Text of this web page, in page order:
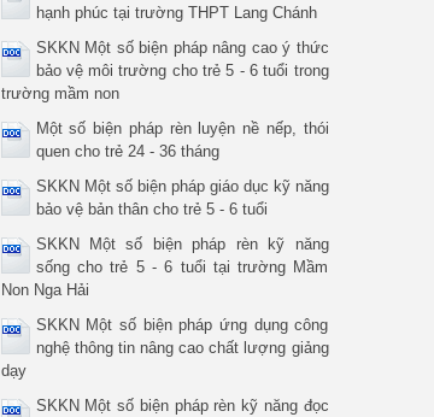
hạnh phúc tại trường THPT Lang Chánh
SKKN Một số biện pháp nâng cao ý thức
bảo vệ môi trường cho trẻ 5 - 6 tuổi trong
trường mầm non
Một số biện pháp rèn luyện nề nếp, thói
quen cho trẻ 24 - 36 tháng
SKKN Một số biện pháp giáo dục kỹ năng
bảo vệ bản thân cho trẻ 5 - 6 tuổi
SKKN Một số biện pháp rèn kỹ năng
sống cho trẻ 5 - 6 tuổi tại trường Mầm
Non Nga Hải
SKKN Một số biện pháp ứng dụng công
nghệ thông tin nâng cao chất lượng giảng
dạy
SKKN Một số biện pháp rèn kỹ năng đọc